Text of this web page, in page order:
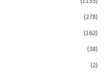
(278)
(162)
(38)
(2)